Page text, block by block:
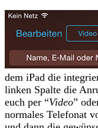
dem iPad die
linken Spalte die
euch per “Video”
normales Telefonat